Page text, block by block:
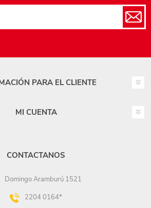
PARA EL CLIENTE
MI CUENTA
CONTACTANOS
Domingo Aramburú 1521
2204 0164*